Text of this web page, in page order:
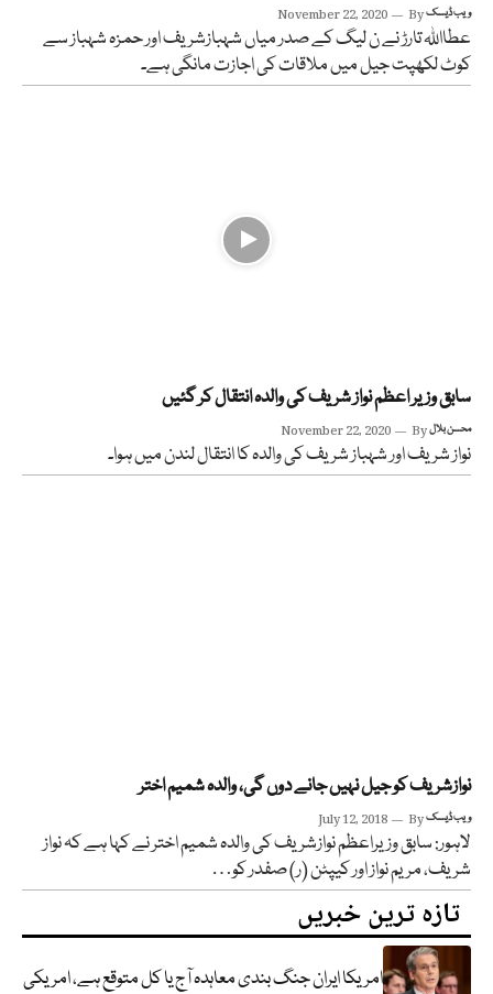
November 22, 2020 Byویب ڈیسک
عطااللہ تارڑ نے ن لیگ کے صدر میاں شہبازشریف اور حمزہ شہباز سے
کوٹ لکھپت جیل میں ملاقات کی اجازت مانگی ہے۔
سابق وزیر اعظم نواز شریف کی والدہ انتقال کر گئیں
November 22, 2020 Byمحسن بلال
نواز شریف اور شہباز شریف کی والدہ کا انتقال لندن میں ہوا۔
نوازشریف کو جیل نہیں جانے دوں گی، والدہ شمیم اختر
July 12, 2018 Byویب ڈیسک
لاہور: سابق وزیراعظم نوازشریف کی والدہ شمیم اختر نے کہا ہے کہ نواز
شریف، مریم نواز اور کیپٹن (ر) صفدر کو…
تازہ ترین خبریں
امریکا ایران جنگ بندی معاہدہ آج یا کل متوقع ہے، امریکی